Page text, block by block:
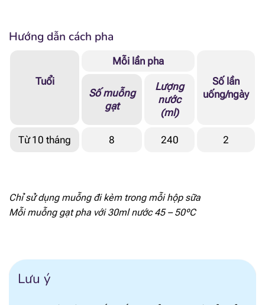
[popup_anything
[popup_anything
2.1 mg α-TE
[popup_anything
id="1921"]
[popup_anything
id="1923"]
Hướng dẫn cách pha
Tuổi
Mỗi lần pha
Số lần
uống/ngày
Số muỗng
gạt
Lượng
nước
(ml)
Từ 10 tháng 8 240 2
Chỉ sử dụng muỗng đi kèm trong mỗi hộp sữa
Mỗi muỗng gạt pha với 30ml nước 45 – 50ºC
Lưu ý